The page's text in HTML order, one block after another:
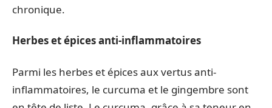
chronique.
Herbes et épices anti-inflammatoires
Parmi les herbes et épices aux vertus anti-
inflammatoires, le curcuma et le gingembre sont